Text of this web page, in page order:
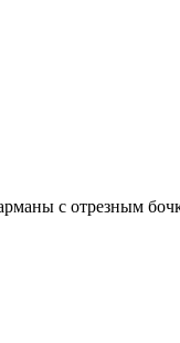
с отрезным